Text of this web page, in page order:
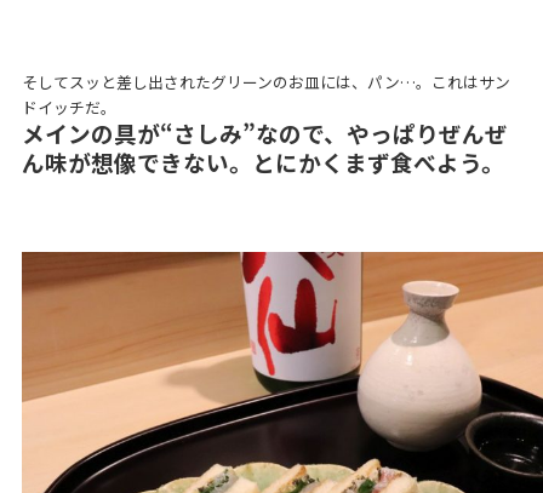
そしてスッと差し出されたグリーンのお皿には、パン…。これはサン
ドイッチだ。
メインの具が“さしみ”なので、やっぱりぜんぜ
ん味が想像できない。とにかくまず食べよう。